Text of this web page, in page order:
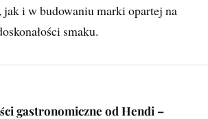
jak i w budowaniu marki opartej na
smaku.
gastronomiczne od Hendi –